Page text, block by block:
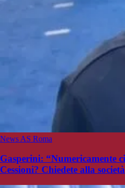
News AS Roma
Gasperini: “Numericamente
Cessioni? Chiedete alla